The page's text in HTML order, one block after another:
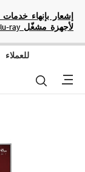
للعملاء
Menu بحث